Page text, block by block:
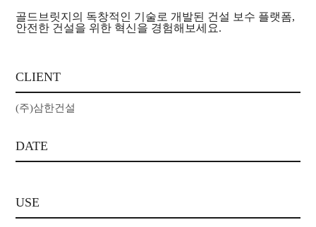
골드브릿지의 독창적인 기술로 개발된 건설 보수 플랫폼,
안전한 건설을 위한 혁신을 경험해보세요.
CLIENT
(주)삼한건설
DATE
USE